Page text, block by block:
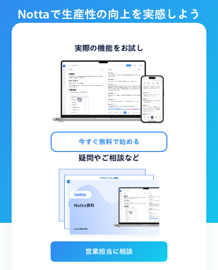
Nottaで生産性の向上 を実感しよう
実際の機能をお試し
今すぐ無料で始める
疑問やご相談など
営業担当に相談